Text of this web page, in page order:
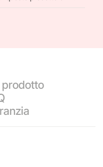
prodotto